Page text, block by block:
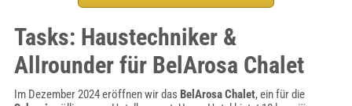
Tasks: Haustechniker &
Allrounder für BelArosa Chalet
Im Dezember 2024 eröffnen wir das BelArosa Chalet, ein für die